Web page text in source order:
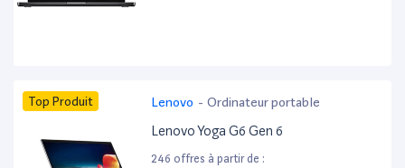
Top Produit Lenovo - Ordinateur portable
Lenovo Yoga G6 Gen 6
246 offres à partir de :